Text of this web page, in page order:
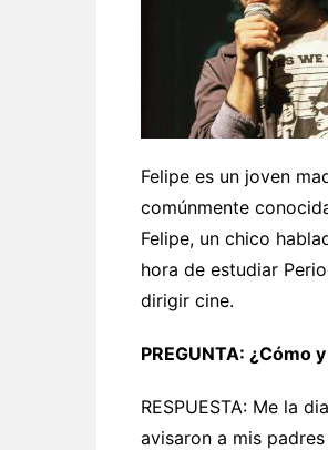
Felipe es un joven
comúnmente
Felipe, un chico
hora de estudiar
dirigir cine.
PREGUNTA: ¿Cómo
RESPUESTA: Me la
avisaron a mis